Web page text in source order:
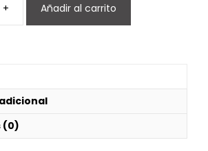
Mochila
de
cantidad
+ Añadir al carrito
(0)